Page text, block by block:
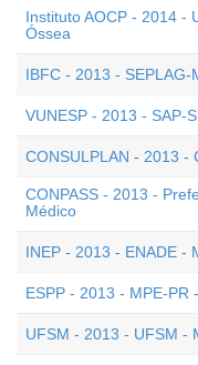
Instituto AOCP - 2014 -
Óssea
IBFC - 2013 - SEPLAG-
VUNESP - 2013 - SAP-
CONSULPLAN - 2013 -
CONPASS - 2013 -
Médico
INEP - 2013 - ENADE -
ESPP - 2013 - MPE-PR
UFSM - 2013 - UFSM -